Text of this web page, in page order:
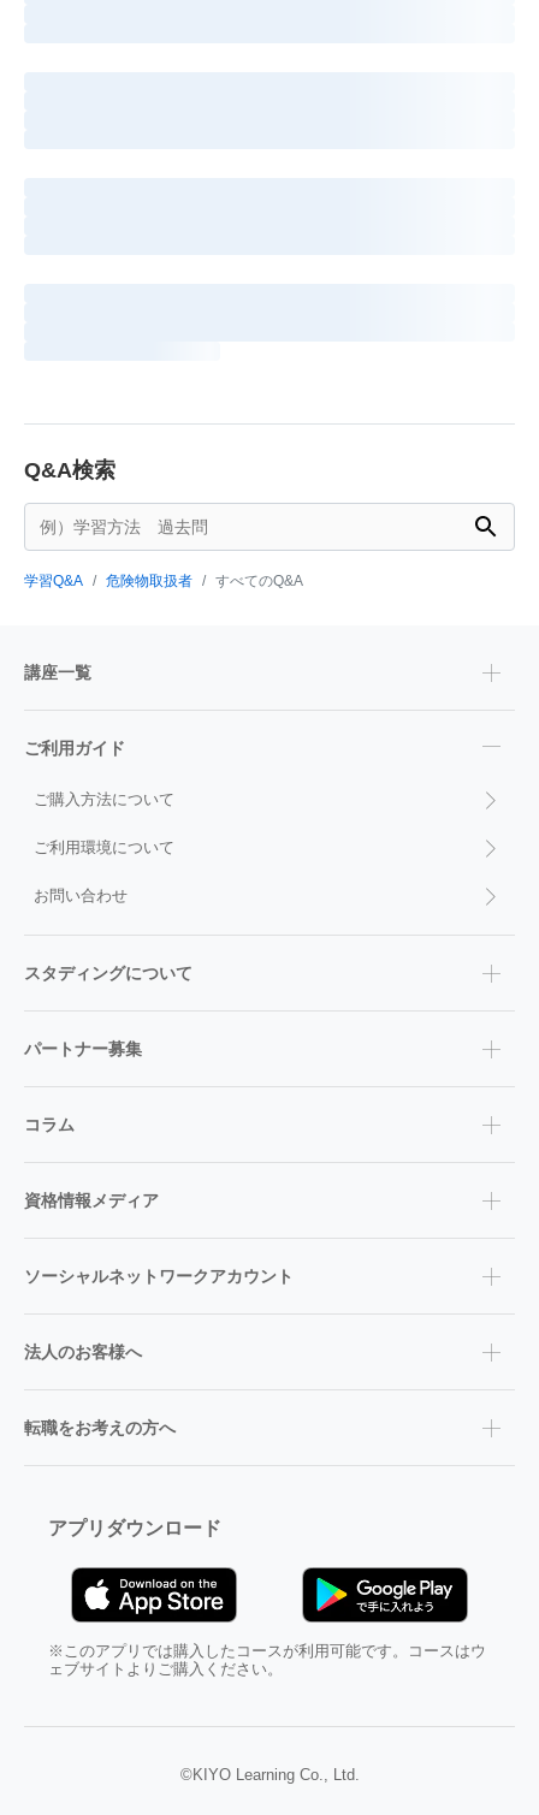
Q&A検索
学習Q&A 危険物取扱者 すべてのQ&A
講座一覧
ご利用ガイド
ご購入方法について
ご利用環境について
お問い合わせ
スタディングについて
パートナー募集
コラム
資格情報メディア
ソーシャルネットワークアカウント
法人のお客様へ
転職をお考えの方へ
アプリダウンロード
※このアプリでは購入したコースが利用可能です。コースはウ
ェブサイトよりご購入ください。
©KIYO Learning Co., Ltd.